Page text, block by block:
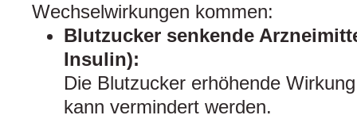
Wechselwirkungen kommen:
Blutzucker senkende
Insulin):
Die Blutzucker erhöhende
kann vermindert werden.